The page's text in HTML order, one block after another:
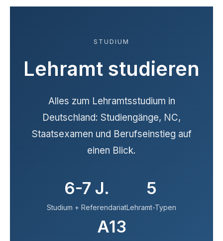
STUDIUM
Lehramt studieren
Alles zum Lehramtsstudium in
Deutschland: Studiengänge, NC,
Staatsexamen und Berufseinstieg auf
einen Blick.
6-7 J.
Studium + Referendariat
5
Lehramt-Typen
A13